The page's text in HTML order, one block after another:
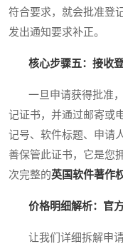
符合要求，就会批准登
发出通知要求补正。
核心步骤五：接收
一旦申请获得批准，
记证书，并通过邮寄或
记号、软件标题、申请
善保管此证书，它是您
次完整的英国软件著作
价格明细解析：官
让我们详细拆解申请